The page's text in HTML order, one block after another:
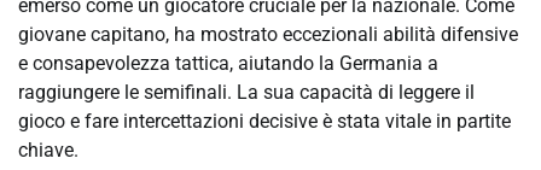
emerso come un giocatore cruciale per la nazionale. Come
giovane capitano, ha mostrato eccezionali abilità difensive
e consapevolezza tattica, aiutando la Germania a
raggiungere le semifinali. La sua capacità di leggere il
gioco e fare intercettazioni decisive è stata vitale in partite
chiave.